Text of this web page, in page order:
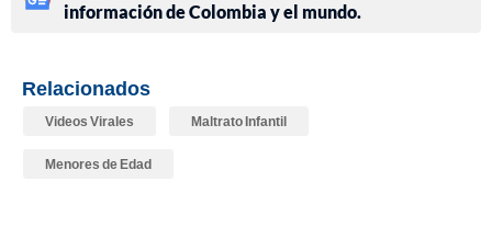
información de Colombia y el mundo.
Relacionados
Videos Virales Maltrato Infantil
Menores de Edad